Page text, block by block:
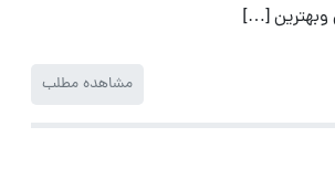
وبهترین […]
مشاهده مطلب